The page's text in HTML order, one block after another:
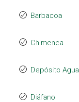
Barbacoa
Chimenea
Depósito Agua
Diáfano